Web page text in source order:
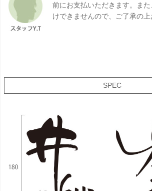
前にお支払いただきます。ま
けできませんので、ご了承の上
SPEC